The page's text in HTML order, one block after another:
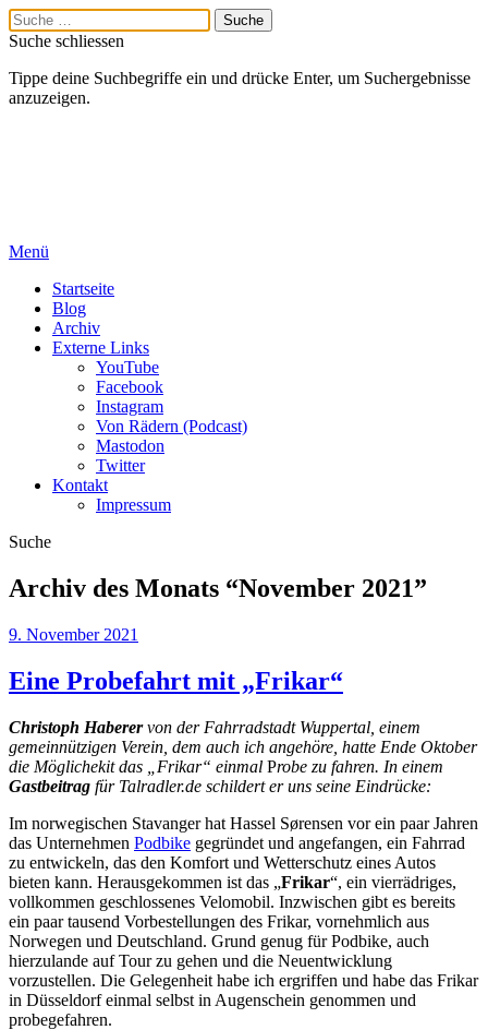
Suche schliessen
Tippe deine Suchbegriffe ein und drücke Enter, um Suchergebnisse
anzuzeigen.
Menü
Startseite
Blog
Archiv
Externe Links
YouTube
Facebook
Instagram
Von Rädern (Podcast)
Mastodon
Twitter
Kontakt
Impressum
Suche
Archiv des Monats “November 2021”
9. November 2021
Eine Probefahrt mit „Frikar“
Christoph Haberervon der Fahrradstadt Wuppertal, einem
gemeinnützigen Verein, dem auch ich angehöre, hatte Ende Oktober
die Möglichekit das „Frikar“ einmal Probe zu fahren. In einem
Gastbeitrag für Talradler.de schildert er uns seine Eindrücke:
Im norwegischen Stavanger hat Hassel Sørensen vor ein paar Jahren
das Unternehmen Podbike gegründet und angefangen, ein Fahrrad
zu entwickeln, das den Komfort und Wetterschutz eines Autos
bieten kann. Herausgekommen ist das „Frikar“, ein vierrädriges,
vollkommen geschlossenes Velomobil. Inzwischen gibt es bereits
ein paar tausend Vorbestellungen des Frikar, vornehmlich aus
Norwegen und Deutschland. Grund genug für Podbike, auch
hierzulande auf Tour zu gehen und die Neuentwicklung
vorzustellen. Die Gelegenheit habe ich ergriffen und habe das Frikar
in Düsseldorf einmal selbst in Augenschein genommen und
probegefahren.